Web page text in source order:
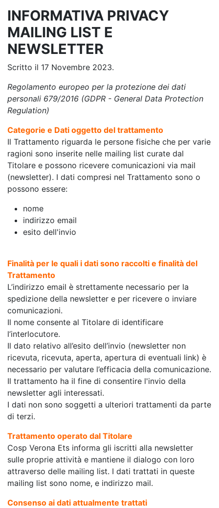
INFORMATIVA PRIVACY
MAILING LIST E
NEWSLETTER
Scritto il 17 Novembre 2023.
Regolamento europeo per la protezione dei dati
personali 679/2016 (GDPR - General Data Protection
Regulation)
Categorie e Dati oggetto del trattamento
Il Trattamento riguarda le persone fisiche che per varie
ragioni sono inserite nelle mailing list curate dal
Titolare e possono ricevere comunicazioni via mail
(newsletter). I dati compresi nel Trattamento sono o
possono essere:
nome
indirizzo email
esito dell'invio
Finalità per le quali i dati sono raccolti e finalità del
Trattamento
L’indirizzo email è strettamente necessario per la
spedizione della newsletter e per ricevere o inviare
comunicazioni.
Il nome consente al Titolare di identificare
l’interlocutore.
Il dato relativo all’esito dell’invio (newsletter non
ricevuta, ricevuta, aperta, apertura di eventuali link) è
necessario per valutare l’efficacia della comunicazione.
Il trattamento ha il fine di consentire l'invio della
newsletter agli interessati.
I dati non sono soggetti a ulteriori trattamenti da parte
di terzi.
Trattamento operato dal Titolare
Cosp Verona Ets informa gli iscritti alla newsletter
sulle proprie attività e mantiene il dialogo con loro
attraverso delle mailing list. I dati trattati in queste
mailing list sono nome, e indirizzo mail.
Consenso ai dati attualmente trattati